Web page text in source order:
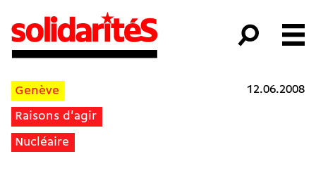
Genève
Raisons d'agir
Nucléaire
12.06.2008